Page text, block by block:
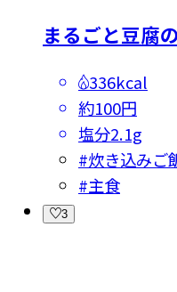
まるごと豆腐
336kcal
約100円
塩分2.1g
#炊き込みご
#主食
3